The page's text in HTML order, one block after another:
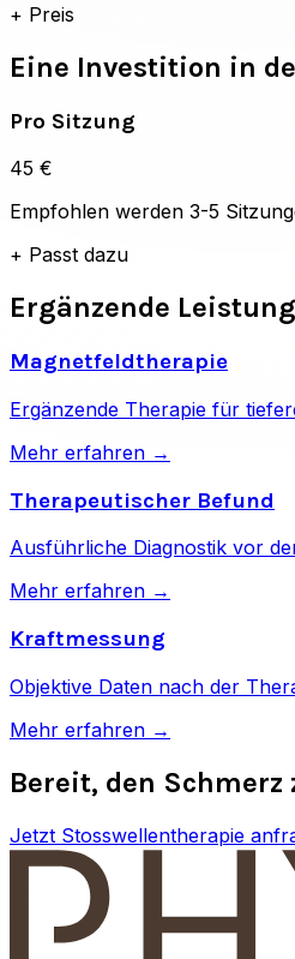
+ Preis
Eine Investition in
Pro Sitzung
45 €
Empfohlen werden 3-5
+ Passt dazu
Ergänzende
Magnetfeldtherapie
Ergänzende Therapie für
Mehr erfahren →
Therapeutischer Befund
Ausführliche Diagnostik vor
Mehr erfahren →
Kraftmessung
Objektive Daten nach der
Mehr erfahren →
Bereit, den Schmerz
Jetzt Stosswellentherapie